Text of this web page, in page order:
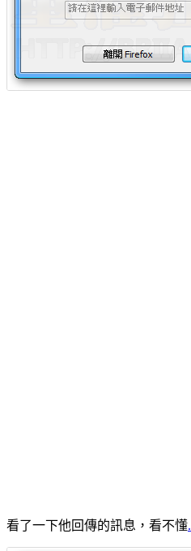
看了一下他回傳的訊息，看不懂.